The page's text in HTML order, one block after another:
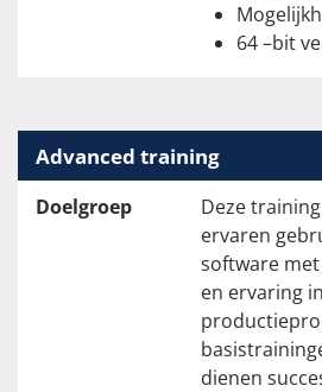
64 –bit
Advanced training
Doelgroep
Deze
ervaren
software
en ervaring
dienen